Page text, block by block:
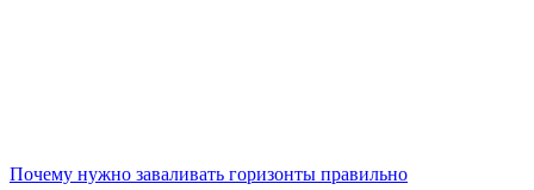
Почему нужно заваливать горизонты правильно